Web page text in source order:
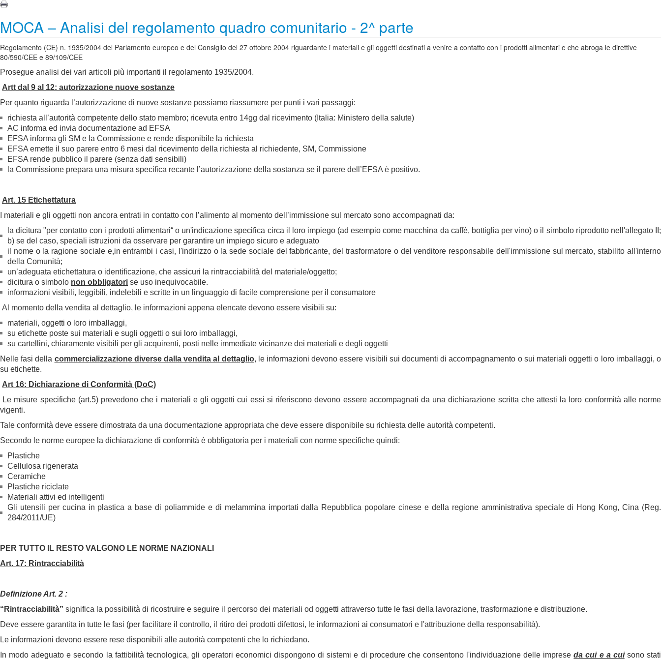
MOCA – Analisi del regolamento quadro comunitario - 2^ parte
Regolamento (CE) n. 1935/2004 del Parlamento europeo e del Consiglio del 27 ottobre 2004 riguardante i materiali e gli oggetti destinati a venire a contatto con i prodotti alimentari e che abroga le direttive
80/590/CEE e 89/109/CEE
Prosegue analisi dei vari articoli più importanti il regolamento 1935/2004.
Artt dal 9 al 12: autorizzazione nuove sostanze
Per quanto riguarda l’autorizzazione di nuove sostanze possiamo riassumere per punti i vari passaggi:
richiesta all’autorità competente dello stato membro; ricevuta entro 14gg dal ricevimento (Italia: Ministero della salute)
AC informa ed invia documentazione ad EFSA
EFSA informa gli SM e la Commissione e rende disponibile la richiesta
EFSA emette il suo parere entro 6 mesi dal ricevimento della richiesta al richiedente, SM, Commissione
EFSA rende pubblico il parere (senza dati sensibili)
la Commissione prepara una misura specifica recante l’autorizzazione della sostanza se il parere dell’EFSA è positivo.
Art. 15 Etichettatura
I materiali e gli oggetti non ancora entrati in contatto con l’alimento al momento dell’immissione sul mercato sono accompagnati da:
la dicitura "per contatto con i prodotti alimentari“ o un'indicazione specifica circa il loro impiego (ad esempio come macchina da caffè, bottiglia per vino) o il simbolo riprodotto nell'allegato II;
b) se del caso, speciali istruzioni da osservare per garantire un impiego sicuro e adeguato
il nome o la ragione sociale e,in entrambi i casi, l'indirizzo o la sede sociale del fabbricante, del trasformatore o del venditore responsabile dell'immissione sul mercato, stabilito all'interno
della Comunità;
un’adeguata etichettatura o identificazione, che assicuri la rintracciabilità del materiale/oggetto;
dicitura o simbolo non obbligatori se uso inequivocabile.
informazioni visibili, leggibili, indelebili e scritte in un linguaggio di facile comprensione per il consumatore
Al momento della vendita al dettaglio, le informazioni appena elencate devono essere visibili su:
materiali, oggetti o loro imballaggi,
su etichette poste sui materiali e sugli oggetti o sui loro imballaggi,
su cartellini, chiaramente visibili per gli acquirenti, posti nelle immediate vicinanze dei materiali e degli oggetti
Nelle fasi della commercializzazione diverse dalla vendita al dettaglio, le informazioni devono essere visibili sui documenti di accompagnamento o sui materiali oggetti o loro imballaggi, o
su etichette.
Art 16: Dichiarazione di Conformità (DoC)
Le misure specifiche (art.5) prevedono che i materiali e gli oggetti cui essi si riferiscono devono essere accompagnati da una dichiarazione scritta che attesti la loro conformità alle norme
vigenti.
Tale conformità deve essere dimostrata da una documentazione appropriata che deve essere disponibile su richiesta delle autorità competenti.
Secondo le norme europee la dichiarazione di conformità è obbligatoria per i materiali con norme specifiche quindi:
Plastiche
Cellulosa rigenerata
Ceramiche
Plastiche riciclate
Materiali attivi ed intelligenti
Gli utensili per cucina in plastica a base di poliammide e di melammina importati dalla Repubblica popolare cinese e della regione amministrativa speciale di Hong Kong, Cina (Reg.
284/2011/UE)
PER TUTTO IL RESTO VALGONO LE NORME NAZIONALI
Art. 17: Rintracciabilità
Definizione Art. 2 :
“Rintracciabilità” significa la possibilità di ricostruire e seguire il percorso dei materiali od oggetti attraverso tutte le fasi della lavorazione, trasformazione e distribuzione.
Deve essere garantita in tutte le fasi (per facilitare il controllo, il ritiro dei prodotti difettosi, le informazioni ai consumatori e l'attribuzione della responsabilità).
Le informazioni devono essere rese disponibili alle autorità competenti che lo richiedano.
In modo adeguato e secondo la fattibilità tecnologica, gli operatori economici dispongono di sistemi e di procedure che consentono l'individuazione delle impreseda cui e a cuisono stati